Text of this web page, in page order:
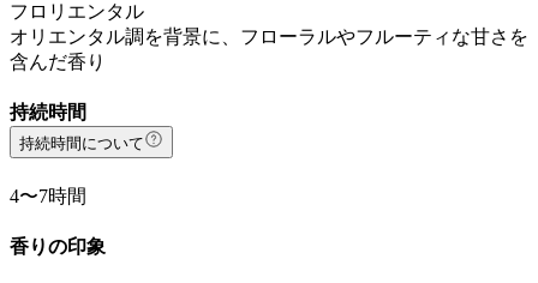
フロリエンタル
オリエンタル調を背景に、フローラルやフルーティな甘さを
含んだ香り
持続時間
持続時間について
4〜7時間
香りの印象